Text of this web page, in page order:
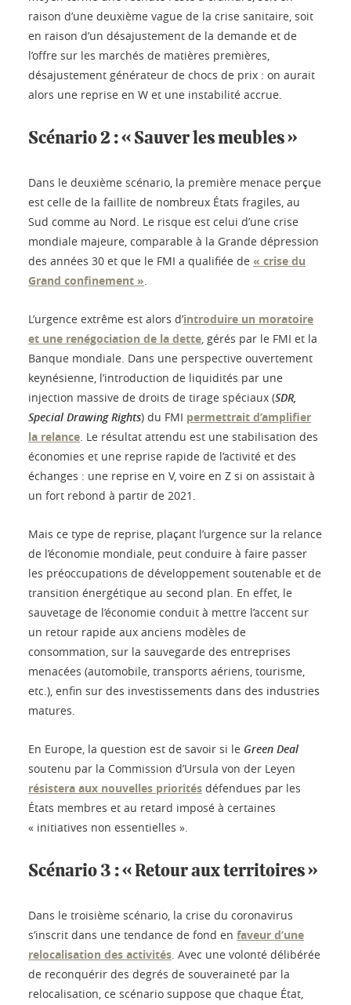
raison d’une deuxième vague de la crise sanitaire, soit
en raison d’un désajustement de la demande et de
l’offre sur les marchés de matières premières,
désajustement générateur de chocs de prix : on aurait
alors une reprise en W et une instabilité accrue.
Scénario 2 : « Sauver les meubles »
Dans le deuxième scénario, la première menace perçue
est celle de la faillite de nombreux États fragiles, au
Sud comme au Nord. Le risque est celui d’une crise
mondiale majeure, comparable à la Grande dépression
des années 30 et que le FMI a qualifiée de « crise du
Grand confinement ».
L’urgence extrême est alors d’introduire un moratoire
et une renégociation de la dette, gérés par le FMI et la
Banque mondiale. Dans une perspective ouvertement
keynésienne, l’introduction de liquidités par une
injection massive de droits de tirage spéciaux (SDR,
Special Drawing Rights) du FMI permettrait d’amplifier
la relance. Le résultat attendu est une stabilisation des
économies et une reprise rapide de l’activité et des
échanges : une reprise en V, voire en Z si on assistait à
un fort rebond à partir de 2021.
Mais ce type de reprise, plaçant l’urgence sur la relance
de l’économie mondiale, peut conduire à faire passer
les préoccupations de développement soutenable et de
transition énergétique au second plan. En effet, le
sauvetage de l’économie conduit à mettre l’accent sur
un retour rapide aux anciens modèles de
consommation, sur la sauvegarde des entreprises
menacées (automobile, transports aériens, tourisme,
etc.), enfin sur des investissements dans des industries
matures.
En Europe, la question est de savoir si le Green Deal
soutenu par la Commission d’Ursula von der Leyen
résistera aux nouvelles priorités défendues par les
États membres et au retard imposé à certaines
« initiatives non essentielles ».
Scénario 3 : « Retour aux territoires »
Dans le troisième scénario, la crise du coronavirus
s’inscrit dans une tendance de fond en faveur d’une
relocalisation des activités. Avec une volonté délibérée
de reconquérir des degrés de souveraineté par la
relocalisation, ce scénario suppose que chaque État,